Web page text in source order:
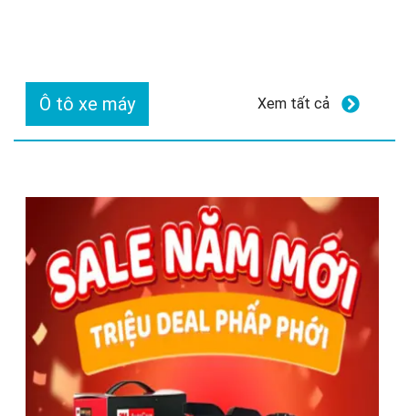
Ô tô xe máy Xem tất cả